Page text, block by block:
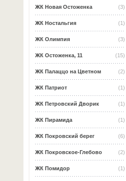
(3)
ЖК Новая Остоженка
(1)
ЖК Ностальгия
(3)
ЖК Олимпия
(15)
ЖК Остоженка, 11
(2)
ЖК Палаццо на Цветном
(1)
ЖК Патриот
(1)
ЖК Петровский Дворик
(1)
ЖК Пирамида
(6)
ЖК Покровский берег
(2)
ЖК Покровское-Глебово
(1)
ЖК Помидор